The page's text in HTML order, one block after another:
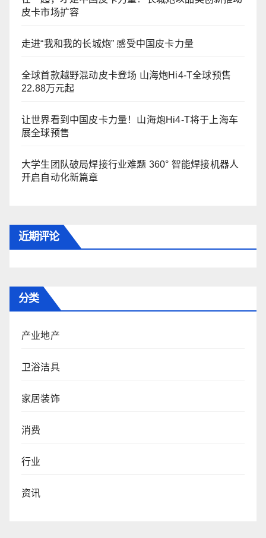
皮卡市场扩容
走进“我和我的长城炮” 感受中国皮卡力量
全球首款越野混动皮卡登场 山海炮Hi4-T全球预售
22.88万元起
让世界看到中国皮卡力量！山海炮Hi4-T将于上海车
展全球预售
大学生团队破局焊接行业难题 360° 智能焊接机器人
开启自动化新篇章
近期评论
分类
产业地产
卫浴洁具
家居装饰
消费
行业
资讯